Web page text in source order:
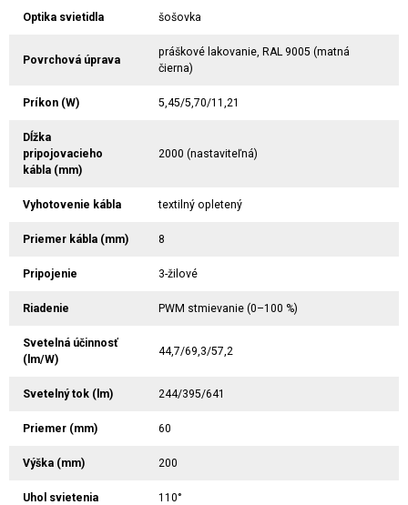
Optika svietidla šošovka
Povrchová úprava
práškové lakovanie, RAL 9005 (matná
čierna)
Príkon (W) 5,45/5,70/11,21
Dĺžka
pripojovacieho
kábla (mm)
2000 (nastaviteľná)
Vyhotovenie kábla textilný opletený
Priemer kábla (mm) 8
Pripojenie 3-žilové
Riadenie PWM stmievanie (0–100 %)
Svetelná účinnosť
(lm/W)
44,7/69,3/57,2
Svetelný tok (lm) 244/395/641
Priemer (mm) 60
Výška (mm) 200
Uhol svietenia 110°